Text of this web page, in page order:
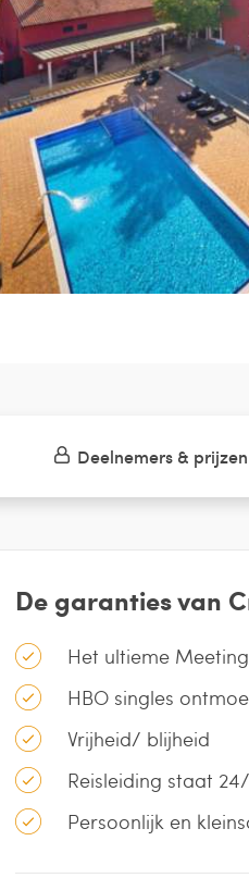
De garanties van
Het ultieme
HBO singles
Vrijheid/ blijheid
Reisleiding staat
Persoonlijk en
Deelnemers & prijzen